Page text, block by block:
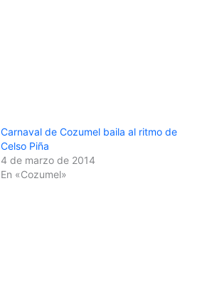
Carnaval de Cozumel baila al ritmo de
Celso Piña
4 de marzo de 2014
En «Cozumel»